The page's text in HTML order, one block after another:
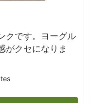
クです。ヨーグル
がクセになりま